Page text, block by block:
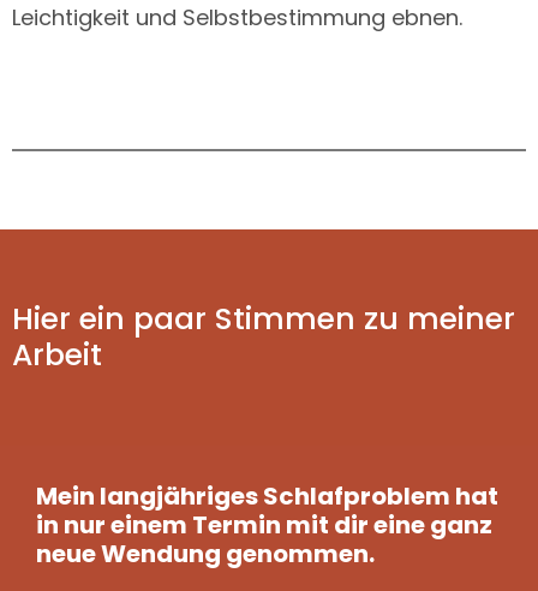
Leichtigkeit und Selbstbestimmung ebnen.
Hier ein paar Stimmen zu meiner
Arbeit
Mein langjähriges Schlafproblem hat
in nur einem Termin mit dir eine ganz
neue Wendung genommen.